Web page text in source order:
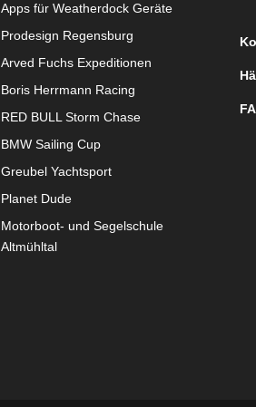
Apps für Weatherdock Geräte
Prodesign Regensburg
Arved Fuchs Expeditionen
Boris Herrmann Racing
RED BULL Storm Chase
BMW Sailing Cup
Greubel Yachtsport
Planet Dude
Motorboot- und Segelschule
Altmühltal